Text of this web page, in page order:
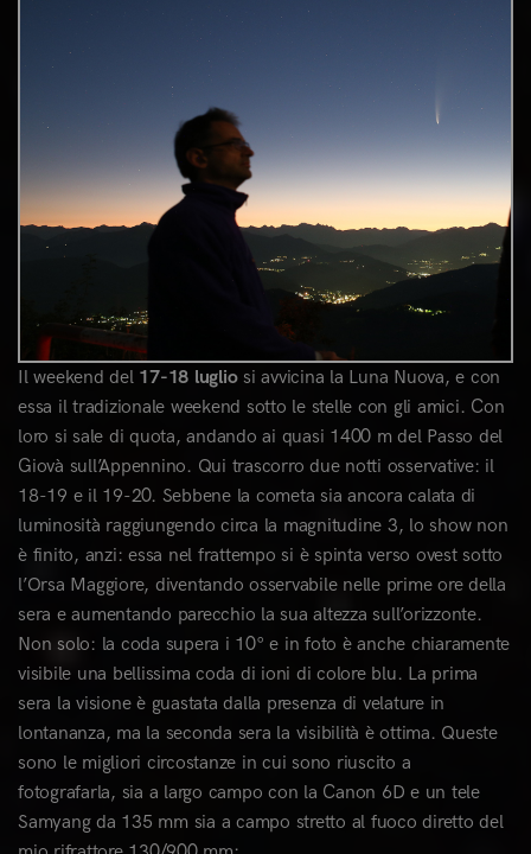
Il weekend del 17-18 lugliosi avvicina la Luna Nuova, e con
essa il tradizionale weekend sotto le stelle con gli amici. Con
loro si sale di quota, andando ai quasi 1400 m del Passo del
Giovà sull’Appennino. Qui trascorro due notti osservative: il
18-19 e il 19-20. Sebbene la cometa sia ancora calata di
luminosità raggiungendo circa la magnitudine 3, lo show non
è finito, anzi: essa nel frattempo si è spinta verso ovest sotto
l’Orsa Maggiore, diventando osservabile nelle prime ore della
sera e aumentando parecchio la sua altezza sull’orizzonte.
Non solo: la coda supera i 10° e in foto è anche chiaramente
visibile una bellissima coda di ioni di colore blu. La prima
sera la visione è guastata dalla presenza di velature in
lontananza, ma la seconda sera la visibilità è ottima. Queste
sono le migliori circostanze in cui sono riuscito a
fotografarla, sia a largo campo con la Canon 6D e un tele
Samyang da 135 mm sia a campo stretto al fuoco diretto del